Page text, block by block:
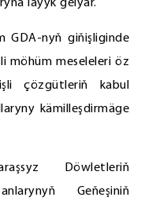
laýyk gelýär.
GDA-nyň giňişliginde
möhüm meseleleri öz
çözgütleriň kabul
kämilleşdirmäge
Döwletleriň
Geňeşiniň